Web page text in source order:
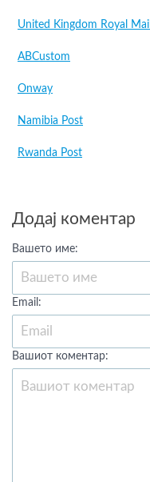
United Kingdom Royal Mail
ABCustom
Onway
Namibia Post
Rwanda Post
Додај коментар
Вашето име:
Email:
Вашиот коментар: